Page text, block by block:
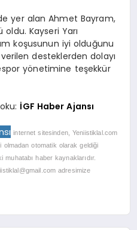
yer alan Ahmet Bayram,
Kayseri Yarı
koşusunun iyi olduğunu
desteklerden dolayı
yönetimine teşekkür
İGF Haber Ajansı
internet sitesinden, Yeniistiklal.com
olmadan otomatik olarak geldiği
muhatabı haber kaynaklarıdır.
adresimize